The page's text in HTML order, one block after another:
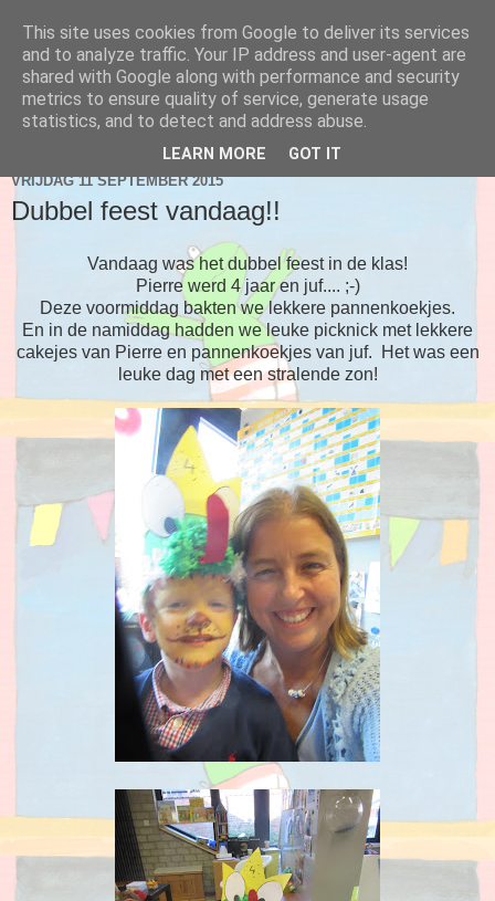
Blog 2de kleuter A
VRIJDAG 11 SEPTEMBER 2015
Dubbel feest vandaag!!
Vandaag was het dubbel feest in de klas!
Pierre werd 4 jaar en juf.... ;-)
Deze voormiddag bakten we lekkere pannenkoekjes.
En in de namiddag hadden we leuke picknick met lekkere
cakejes van Pierre en pannenkoekjes van juf. Het was een
leuke dag met een stralende zon!
This site uses cookies from Google to deliver its services
and to analyze traffic. Your IP address and user-agent are
shared with Google along with performance and security
metrics to ensure quality of service, generate usage
statistics, and to detect and address abuse.
LEARN MORE GOT IT